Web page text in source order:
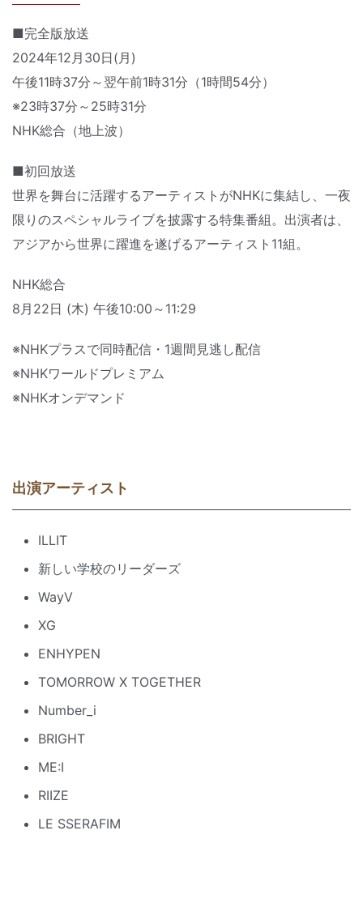
■完全版放送
2024年12月30日(月)
午後11時37分～翌午前1時31分（1時間54分）
※23時37分～25時31分
NHK総合（地上波）
■初回放送
世界を舞台に活躍するアーティストがNHKに集結し、一夜
限りのスペシャルライブを披露する特集番組。出演者は、
アジアから世界に躍進を遂げるアーティスト11組。
NHK総合
8月22日 (木) 午後10:00～11:29
※NHKプラスで同時配信・1週間見逃し配信
※NHKワールドプレミアム
※NHKオンデマンド
出演アーティスト
ILLIT
新しい学校のリーダーズ
WayV
XG
ENHYPEN
TOMORROW X TOGETHER
Number_i
BRIGHT
ME:I
RIIZE
LE SSERAFIM